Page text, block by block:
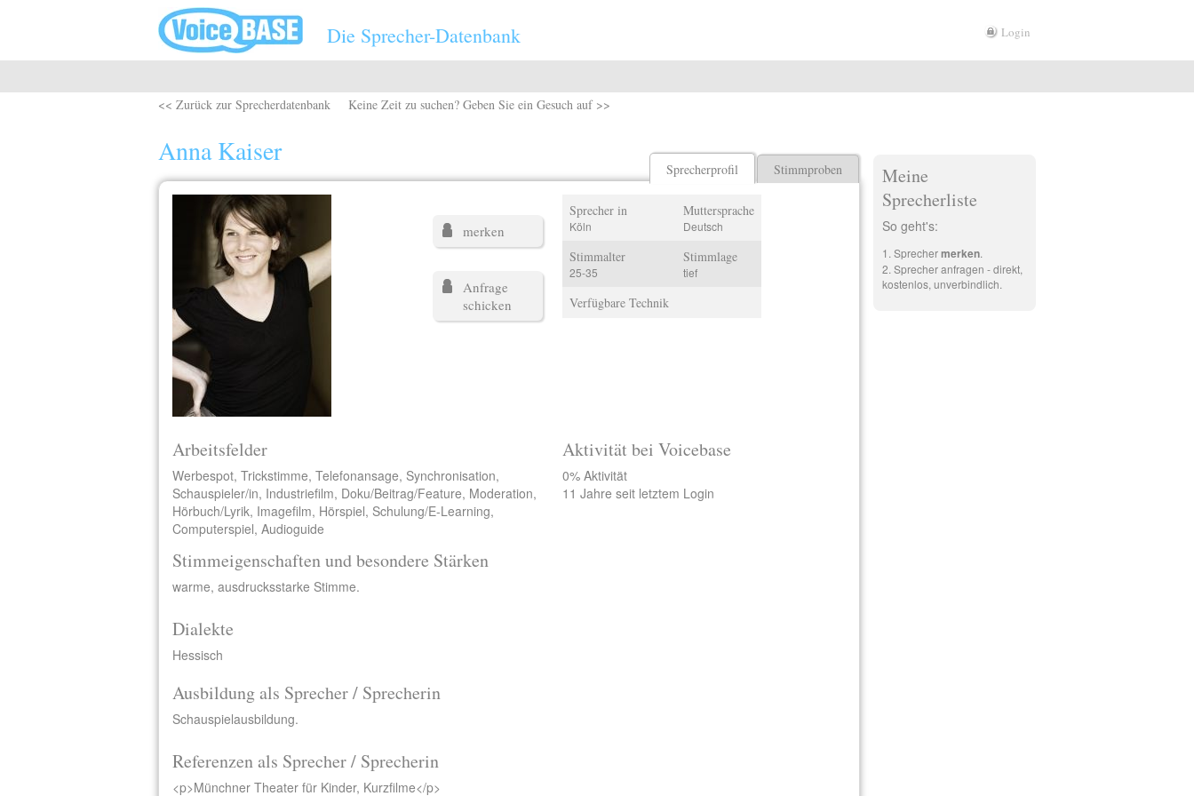
Die Sprecher-Datenbank Login
<< Zurück zur Sprecherdatenbank Keine Zeit zu suchen? Geben Sie ein Gesuch auf >>
Anna Kaiser
Sprecherprofil Stimmproben
merken
Anfrage
schicken
Sprecher in
Köln
Muttersprache
Deutsch
Stimmalter
25-35
Stimmlage
tief
Verfügbare Technik
Arbeitsfelder
Werbespot, Trickstimme, Telefonansage, Synchronisation,
Schauspieler/in, Industriefilm, Doku/Beitrag/Feature, Moderation,
Hörbuch/Lyrik, Imagefilm, Hörspiel, Schulung/E-Learning,
Computerspiel, Audioguide
Stimmeigenschaften und besondere Stärken
warme, ausdrucksstarke Stimme.
Dialekte
Hessisch
Aktivität bei Voicebase
0% Aktivität
11 Jahre seit letztem Login
Ausbildung als Sprecher / Sprecherin
Schauspielausbildung.
Referenzen als Sprecher / Sprecherin
<p>Münchner Theater für Kinder, Kurzfilme</p>
Meine
Sprecherliste
So geht's:
Sprechermerken.
Sprecher anfragen - direkt,
kostenlos, unverbindlich.